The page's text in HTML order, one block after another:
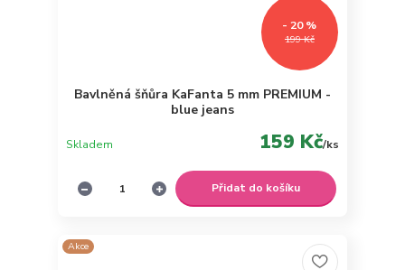
199 Kč
- 20 %
Bavlněná šňůra KaFanta 5 mm PREMIUM -
blue jeans
159 Kč/ks
Skladem
Přidat do košíku
Akce